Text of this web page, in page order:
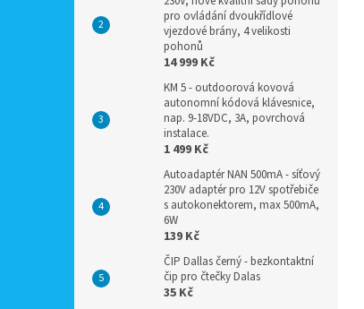
pro ovládání dvoukřídlové
vjezdové brány, 4 velikosti
pohonů
14 999 Kč
KM 5 - outdoorová kovová
autonomní kódová klávesnice,
nap. 9-18VDC, 3A, povrchová
instalace.
1 499 Kč
Autoadaptér NAN 500mA - síťový
230V adaptér pro 12V spotřebiče
s autokonektorem, max 500mA,
6W
139 Kč
ČIP Dallas černý - bezkontaktní
čip pro čtečky Dalas
35 Kč